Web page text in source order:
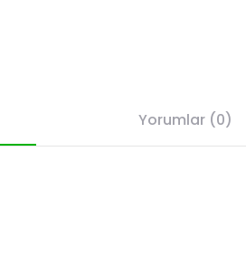
Yorumlar (0)